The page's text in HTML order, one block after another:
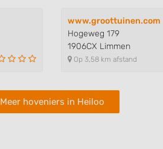
www.groottuinen.com
Hogeweg 179
1906CX Limmen
Op 3,58 km afstand
Meer hoveniers in Heiloo